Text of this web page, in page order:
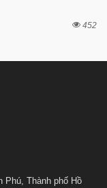
452
Phú, Thành phố Hồ